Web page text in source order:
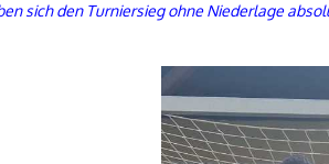
sich den Turniersieg ohne Niederlage